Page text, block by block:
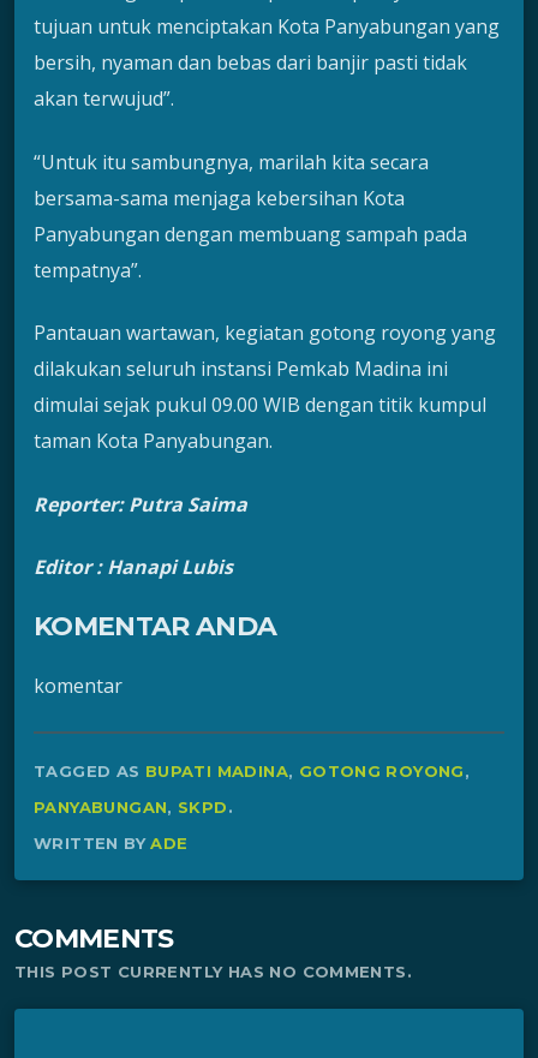
tujuan untuk menciptakan Kota Panyabungan yang
bersih, nyaman dan bebas dari banjir pasti tidak
akan terwujud”.
“Untuk itu sambungnya, marilah kita secara
bersama-sama menjaga kebersihan Kota
Panyabungan dengan membuang sampah pada
tempatnya”.
Pantauan wartawan, kegiatan gotong royong yang
dilakukan seluruh instansi Pemkab Madina ini
dimulai sejak pukul 09.00 WIB dengan titik kumpul
taman Kota Panyabungan.
Reporter: Putra Saima
Editor : Hanapi Lubis
KOMENTAR ANDA
komentar
TAGGED AS BUPATI MADINA, GOTONG ROYONG,
PANYABUNGAN, SKPD.
WRITTEN BYADE
COMMENTS
THIS POST CURRENTLY HAS NO COMMENTS.